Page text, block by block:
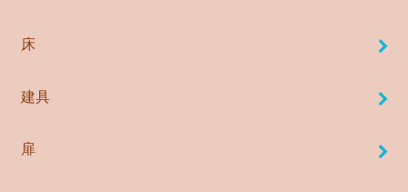
床
建具
扉